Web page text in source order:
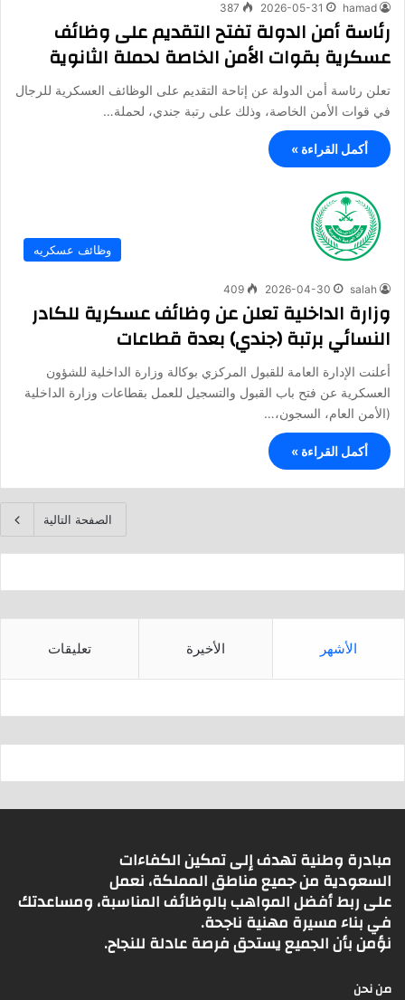
hamad
2026-05-31
387
رئاسة أمن الدولة تفتح التقديم على وظائف
عسكرية بقوات الأمن الخاصة لحملة الثانوية
تعلن رئاسة أمن الدولة عن إتاحة التقديم على الوظائف العسكرية للرجال
في قوات الأمن الخاصة، وذلك على رتبة جندي، لحملة…
أكمل القراءة »
وظائف عسكريه
salah
2026-04-30
409
وزارة الداخلية تعلن عن وظائف عسكرية للكادر
النسائي برتبة (جندي) بعدة قطاعات
أعلنت الإدارة العامة للقبول المركزي بوكالة وزارة الداخلية للشؤون
العسكرية عن فتح باب القبول والتسجيل للعمل بقطاعات وزارة الداخلية
(الأمن العام، السجون،…
أكمل القراءة »
الصفحة التالية
الأشهر الأخيرة تعليقات
مبادرة وطنية تهدف إلى تمكين الكفاءات
السعودية من جميع مناطق المملكة، نعمل
على ربط أفضل المواهب بالوظائف المناسبة، ومساعدتك
في بناء مسيرة مهنية ناجحة.
نؤمن بأن الجميع يستحق فرصة عادلة للنجاح.
من نحن